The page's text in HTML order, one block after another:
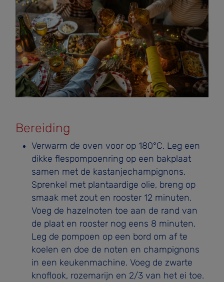
Bereiding
Verwarm de oven voor op 180°C. Leg een
dikke flespompoenring op een bakplaat
samen met de kastanjechampignons.
Sprenkel met plantaardige olie, breng op
smaak met zout en rooster 12 minuten.
Voeg de hazelnoten toe aan de rand van
de plaat en rooster nog eens 8 minuten.
Leg de pompoen op een bord om af te
koelen en doe de noten en champignons
in een keukenmachine. Voeg de zwarte
knoflook, rozemarijn en 2/3 van het ei toe.